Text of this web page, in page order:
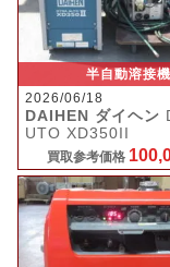
半自動溶接機
2026/06/18
DAIHEN ダイヘン
UTO XD350II
買取参考価格